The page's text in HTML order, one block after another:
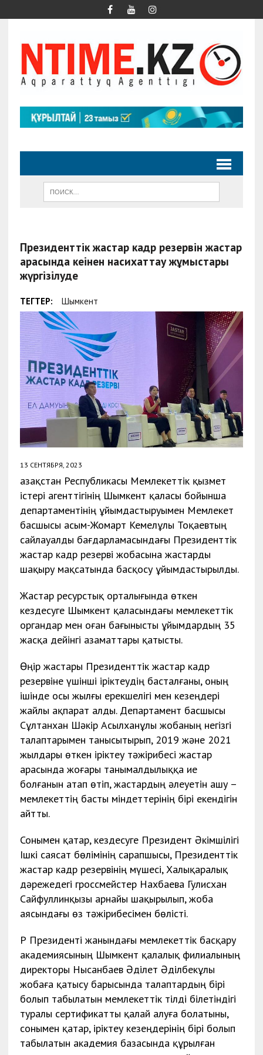
Президенттік жастар кадр резервін жастар
арасында кеңінен насихаттау жұмыстары
жүргізілуде
ТЕГТЕР: Шымкент
13 СЕНТЯБРЯ, 2023
Қазақстан Республикасы Мемлекеттік қызмет
істері агенттігінің Шымкент қаласы бойынша
департаментінің ұйымдастыруымен Мемлекет
басшысы Қасым-Жомарт Кемелұлы Тоқаевтың
сайлауалды бағдарламасындағы Президенттік
жастар кадр резерві жобасына жастарды
шақыру мақсатында басқосу ұйымдастырылды.
Жастар ресурстық орталығында өткен
кездесуге Шымкент қаласындағы мемлекеттік
органдар мен оған бағынысты ұйымдардың 35
жасқа дейінгі азаматтары қатысты.
Өңір жастары Президенттік жастар кадр
резервіне үшінші іріктеудің басталғаны, оның
ішінде осы жылғы ерекшелігі мен кезеңдері
жайлы ақпарат алды. Департамент басшысы
Сұлтанхан Шәкір Асылханұлы жобаның негізгі
талаптарымен танысытырып, 2019 және 2021
жылдары өткен іріктеу тәжірибесі жастар
арасында жоғары танымалдылыққа ие
болғанын атап өтіп, жастардың әлеуетін ашу –
мемлекеттің басты міндеттерінің бірі екендігін
айтты.
Сонымен қатар, кездесуге Президент Әкімшілігі
Ішкі саясат бөлімінің сарапшысы, Президенттік
жастар кадр резервінің мүшесі, Халықаралық
дәрежедегі гроссмейстер Нахбаева Гулисхан
Сайфуллинқызы арнайы шақырылып, жоба
аясындағы өз тәжірибесімен бөлісті.
ҚР Президенті жанындағы мемлекеттік басқару
академиясының Шымкент қалалық филиалының
директоры Нысанбаев Әділет Әділбекұлы
жобаға қатысу барысында талаптардың бірі
болып табылатын мемлекеттік тілді білетіндігі
туралы сертификатты қалай алуға болатыны,
сонымен қатар, іріктеу кезеңдерінің бірі болып
табылатын академия базасында құрылған